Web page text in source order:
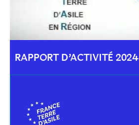
RAPPORT D’ACTIVITÉ 2024